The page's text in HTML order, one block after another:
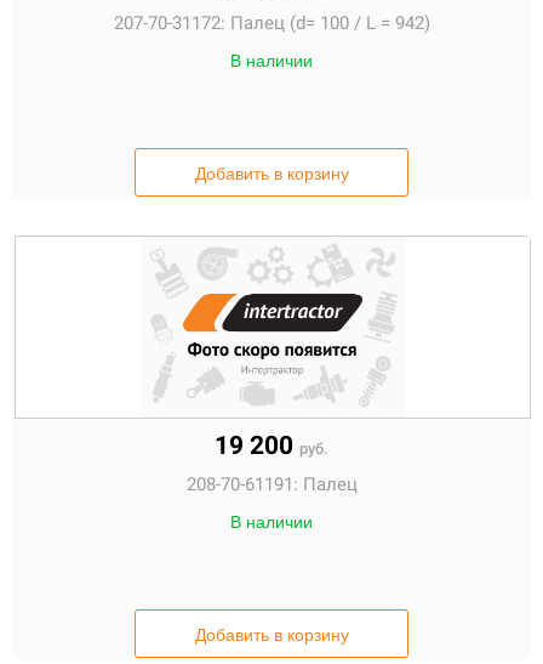
207-70-31172: Палец (d= 100 / L = 942)
В наличии
Добавить в корзину
19 200 руб.
208-70-61191: Палец
В наличии
Добавить в корзину